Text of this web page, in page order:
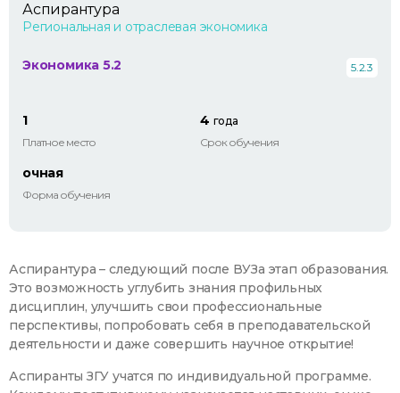
Аспирантура
Региональная и отраслевая экономика
Экономика 5.2 5.2.3
1
Платное место
4 года
Срок обучения
очная
Форма обучения
Аспирантура – следующий после ВУЗа этап образования.
Это возможность углубить знания профильных
дисциплин, улучшить свои профессиональные
перспективы, попробовать себя в преподавательской
деятельности и даже совершить научное открытие!
Аспиранты ЗГУ учатся по индивидуальной программе.